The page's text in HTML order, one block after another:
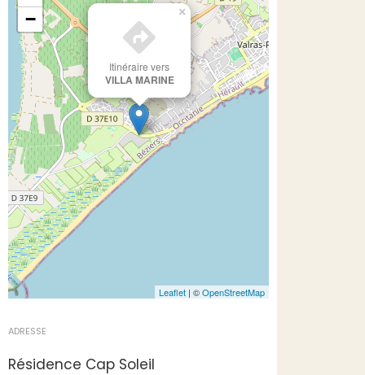
Itinéraire vers
VILLA MARINE
×
−
Leaflet | ©OpenStreetMap
ADRESSE
Résidence Cap Soleil